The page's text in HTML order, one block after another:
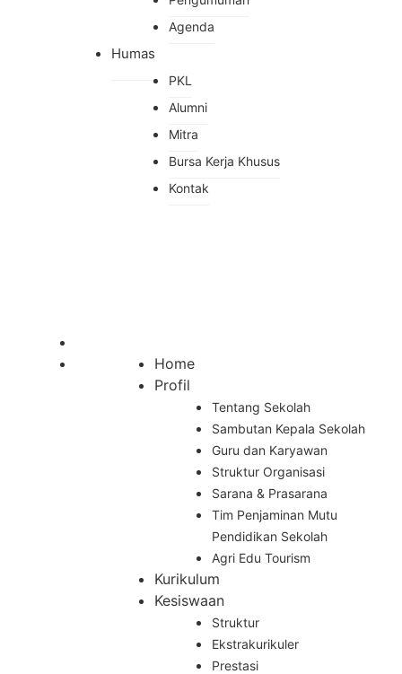
Agenda
Humas
PKL
Alumni
Mitra
Bursa Kerja Khusus
Kontak
Home
Profil
Tentang Sekolah
Sambutan Kepala Sekolah
Guru dan Karyawan
Struktur Organisasi
Sarana & Prasarana
Tim Penjaminan Mutu
Pendidikan Sekolah
Agri Edu Tourism
Kurikulum
Kesiswaan
Struktur
Ekstrakurikuler
Prestasi